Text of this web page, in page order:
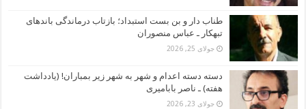
طناب دار و بن بست استبداد؛ بازتاب درماندگی باندهای
تبهکار ـ عباس منصوران
جولای 25, 2026
دسته دسته اعدام و شهر به شهر زیر بمباران! (یادداشت
هفته) ـ ناصر بابامیری
جولای 23, 2026